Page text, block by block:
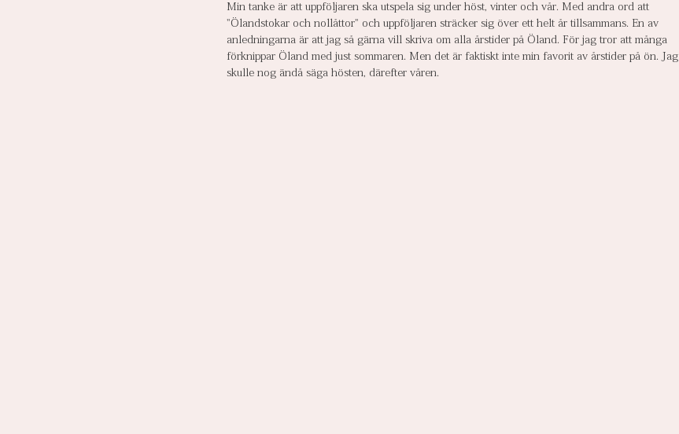
Min tanke är att uppföljaren ska utspela sig under höst, vinter och vår. Med andra ord att
"Ölandstokar och nollåttor" och uppföljaren sträcker sig över ett helt år tillsammans. En av
anledningarna är att jag så gärna vill skriva om alla årstider på Öland. För jag tror att många
förknippar Öland med just sommaren. Men det är faktiskt inte min favorit av årstider på ön. Jag
skulle nog ändå säga hösten, därefter våren.